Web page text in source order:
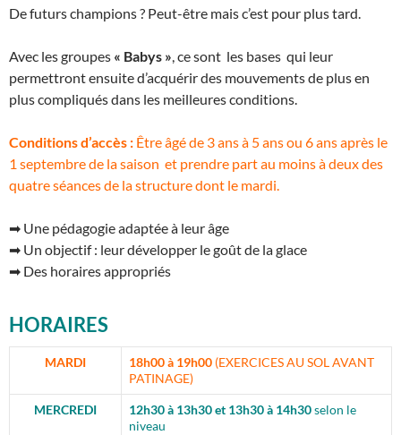
De futurs champions ? Peut-être mais c’est pour plus tard.
Avec les groupes « Babys », ce sont les bases qui leur
permettront ensuite d’acquérir des mouvements de plus en
plus compliqués dans les meilleures conditions.
Conditions d’accès : Être âgé de 3 ans à 5 ans ou 6 ans après le
1 septembre de la saison et prendre part au moins à deux des
quatre séances de la structure dont le mardi.
➡ Une pédagogie adaptée à leur âge
➡ Un objectif : leur développer le goût de la glace
➡ Des horaires appropriés
HORAIRES
MARDI 18h00 à 19h00 (EXERCICES AU SOL AVANT
PATINAGE)
MERCREDI 12h30 à 13h30 et 13h30 à 14h30selon le
niveau